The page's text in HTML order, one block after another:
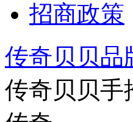
招商政策
传奇贝贝品
传奇贝贝手